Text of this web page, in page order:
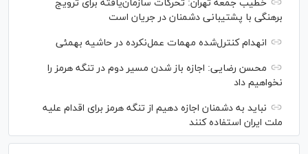
خطیب جمعه تهران: تحرکات سازمان‌یافته برای ترویج
برهنگی با پشتیبانی دشمنان در جریان است
انهدام کنترل‌شده مهمات عمل‌نکرده در حاشیه بهمئی
محسن رضایی: اجازه باز شدن مسیر دوم در تنگه هرمز را
نخواهیم داد
نباید به دشمنان اجازه دهیم از تنگه هرمز برای اقدام علیه
ملت ایران استفاده کنند